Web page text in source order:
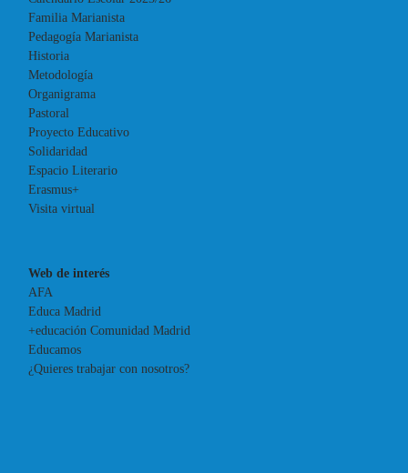
Familia Marianista
Pedagogía Marianista
Historia
Metodología
Organigrama
Pastoral
Proyecto Educativo
Solidaridad
Espacio Literario
Erasmus+
Visita virtual
Web de interés
AFA
Educa Madrid
+educación Comunidad Madrid
Educamos
¿Quieres trabajar con nosotros?